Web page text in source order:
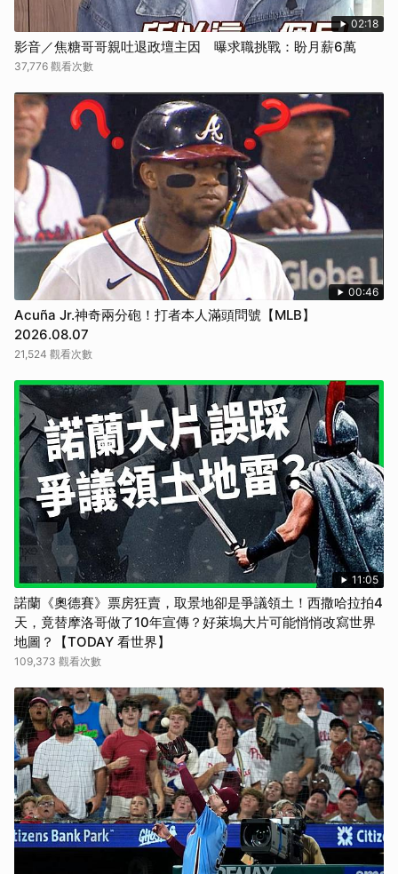
02:18
影音／焦糖哥哥親吐退政壇主因 曝求職挑戰：盼月薪6萬
37,776 觀看次數
00:46
Acuña Jr.神奇兩分砲！打者本人滿頭問號【MLB】
2026.08.07
21,524 觀看次數
11:05
諾蘭《奧德賽》票房狂賣，取景地卻是爭議領土！西撒哈拉拍4
天，竟替摩洛哥做了10年宣傳？好萊塢大片可能悄悄改寫世界
地圖？【TODAY 看世界】
109,373 觀看次數